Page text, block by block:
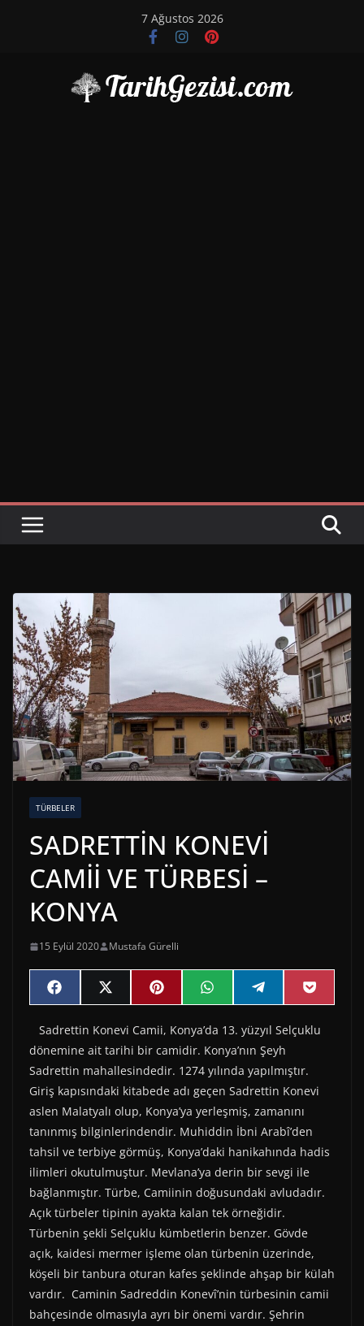
7 Ağustos 2026
TÜRBELER
SADRETTİN KONEVİ
CAMİİ VE TÜRBESİ –
KONYA
15 Eylül 2020 Mustafa Gürelli
Share
on
F
a
e
b
o
o
k
Share
on
X
(
w
i
t
t
e
r
)
Share
on
P
i
t
e
r
e
s
t
Share
on
W
h
t
s
A
p
p
Share
on
e
e
g
r
a
m
Share
on
P
o
k
Sadrettin Konevi Camii, Konya’da 13. yüzyıl Selçuklu
dönemine ait tarihi bir camidir. Konya’nın Şeyh
Sadrettin mahallesindedir. 1274 yılında yapılmıştır.
Giriş kapısındaki kitabede adı geçen Sadrettin Konevi
aslen Malatyalı olup, Konya’ya yerleşmiş, zamanını
tanınmış bilginlerindendir. Muhiddin İbni Arabî’den
tahsil ve terbiye görmüş, Konya’daki hanikahında hadis
ilimleri okutulmuştur. Mevlana’ya derin bir sevgi ile
bağlanmıştır. Türbe, Camiinin doğusundaki avludadır.
Açık türbeler tipinin ayakta kalan tek örneğidir.
Türbenin şekli Selçuklu kümbetlerin benzer. Gövde
açık, kaidesi mermer işleme olan türbenin üzerinde,
köşeli bir tanbura oturan kafes şeklinde ahşap bir külah
vardır. Caminin Sadreddin Konevî’nin türbesinin camii
bahçesinde olmasıyla ayrı bir önemi vardır. Şehrin